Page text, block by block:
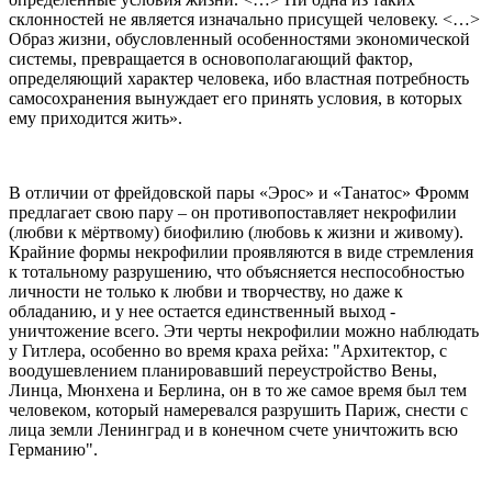
склонностей не является изначально присущей человеку. <…>
Образ жизни, обусловленный особенностями экономической
системы, превращается в основополагающий фактор,
определяющий характер человека, ибо властная потребность
самосохранения вынуждает его принять условия, в которых
ему приходится жить».
В отличии от фрейдовской пары «Эрос» и «Танатос» Фромм
предлагает свою пару – он противопоставляет некрофилии
(любви к мёртвому) биофилию (любовь к жизни и живому).
Крайние формы некрофилии проявляются в виде стремления
к тотальному разрушению, что объясняется неспособностью
личности не только к любви и творчеству, но даже к
обладанию, и у нее остается единственный выход -
уничтожение всего. Эти черты некрофилии можно наблюдать
у Гитлера, особенно во время краха рейха: "Архитектор, с
воодушевлением планировавший переустройство Вены,
Линца, Мюнхена и Берлина, он в то же самое время был тем
человеком, который намеревался разрушить Париж, снести с
лица земли Ленинград и в конечном счете уничтожить всю
Германию".